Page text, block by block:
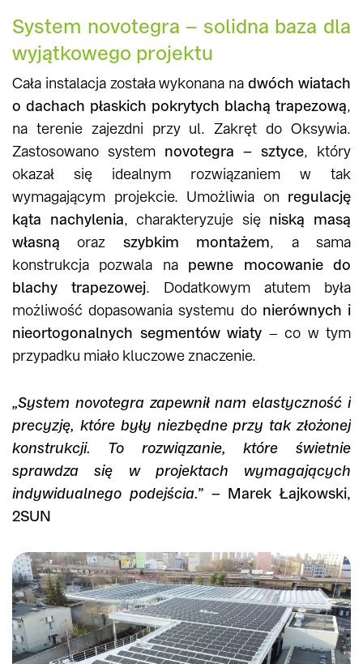
System novotegra – solidna baza dla
wyjątkowego projektu
Cała instalacja została wykonana nadwóch wiatach
o dachach płaskich pokrytych blachą trapezową,
na terenie zajezdni przy ul. Zakręt do Oksywia.
Zastosowano system novotegra – sztyce, który
okazał się idealnym rozwiązaniem w tak
wymagającym projekcie. Umożliwia on regulację
kąta nachylenia, charakteryzuje się niską masą
własną oraz szybkim montażem, a sama
konstrukcja pozwala na pewne mocowanie do
blachy trapezowej. Dodatkowym atutem była
możliwość dopasowania systemu do nierównych i
nieortogonalnych segmentów wiaty – co w tym
przypadku miało kluczowe znaczenie.
„System novotegra zapewnił nam elastyczność i
precyzję, które były niezbędne przy tak złożonej
konstrukcji. To rozwiązanie, które świetnie
sprawdza się w projektach wymagających
indywidualnego podejścia.”– Marek Łajkowski,
2SUN